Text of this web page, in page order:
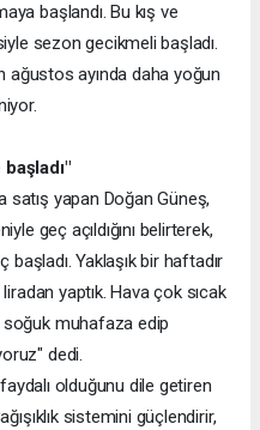
başlandı. Bu kış ve
sezon gecikmeli başladı.
ağustos ayında daha yoğun
yapan Doğan Güneş,
geç açıldığını belirterek,
Yaklaşık bir haftadır
yaptık. Hava çok sıcak
muhafaza edip
dedi.
olduğunu dile getiren
sistemini güçlendirir,